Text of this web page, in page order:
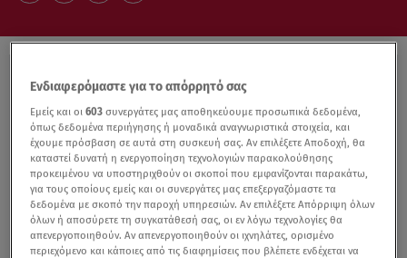
Ενδιαφερόμαστε για το απόρρητό σας
Εμείς και οι603 συνεργάτες μας αποθηκεύουμε προσωπικά δεδομένα,
όπως δεδομένα περιήγησης ή μοναδικά αναγνωριστικά στοιχεία, και
έχουμε πρόσβαση σε αυτά στη συσκευή σας. Αν επιλέξετε Αποδοχή, θα
καταστεί δυνατή η ενεργοποίηση τεχνολογιών παρακολούθησης
προκειμένου να υποστηριχθούν οι σκοποί που εμφανίζονται παρακάτω,
για τους οποίους εμείς και οι συνεργάτες μας επεξεργαζόμαστε τα
δεδομένα με σκοπό την παροχή υπηρεσιών. Αν επιλέξετε Απόρριψη όλων
όλων ή αποσύρετε τη συγκατάθεσή σας, οι εν λόγω τεχνολογίες θα
απενεργοποιηθούν. Αν απενεργοποιηθούν οι ιχνηλάτες, ορισμένο
περιεχόμενο και κάποιες από τις διαφημίσεις που βλέπετε ενδέχεται να